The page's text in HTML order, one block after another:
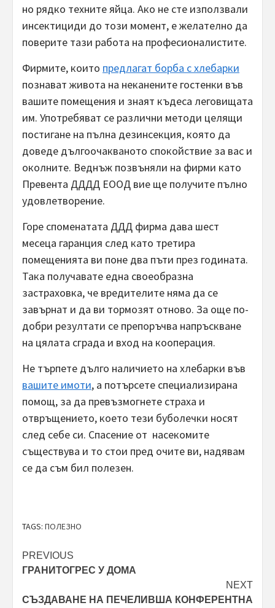
но рядко техните яйца. Ако не сте използвали
инсектициди до този момент, е желателно да
поверите тази работа на професионалистите.
Фирмите, които предлагат борба с хлебарки
познават живота на неканените гостенки във
вашите помещения и знаят къдеса леговищата
им. Употребяват се различни методи целящи
постигане на пълна дезинсекция, която да
доведе дългоочакваното спокойствие за вас и
околните. Веднъж позвъняли на фирми като
Превента ДДДД ЕООД вие ще получите пълно
удовлетворение.
Горе споменатата ДДД фирма дава шест
месеца гаранция след като третира
помещенията ви поне два пъти през годината.
Така получавате една своеобразна
застраховка, че вредителите няма да се
завърнат и да ви тормозят отново. За още по-
добри резултати се препоръчва напръскване
на цялата сграда и вход на кооперация.
Не търпете дълго наличието на хлебарки във
вашите имоти, а потърсете специализирана
помощ, за да превъзмогнете страха и
отвръщението, което тези буболечки носят
след себе си. Спасение от насекомите
съществува и то стои пред очите ви, надявам
се да съм бил полезен.
TAGS: ПОЛЕЗНО
Post
navigation
PREVIOUS
ГРАНИТОГРЕС У ДОМА
NEXT
СЪЗДАВАНЕ НА ПЕЧЕЛИВША КОНФЕРЕНТНА